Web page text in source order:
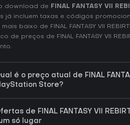
download de FINAL FANTASY VII
já incluem taxas e códigos
baixo de FINAL FANTASY VII
de preços de FINAL FANTASY VII
é o preço atual de FINAL
Store?
de FINAL FANTASY VII
só lugar